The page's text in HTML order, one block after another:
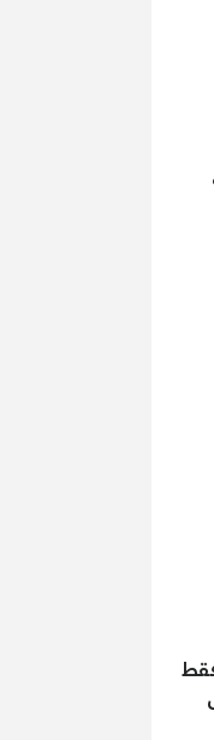
بلدي فقط